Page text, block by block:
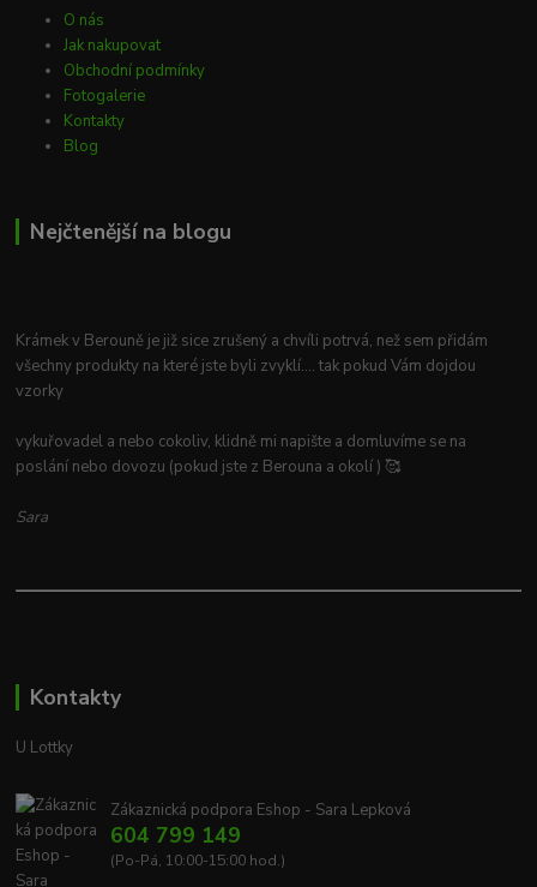
O nás
Jak nakupovat
Obchodní podmínky
Fotogalerie
Kontakty
Blog
Nejčtenější na blogu
Krámek v Berouně je již sice zrušený a chvíli potrvá, než sem přidám
všechny produkty na které jste byli zvyklí.... tak pokud Vám dojdou
vzorky
vykuřovadel a nebo cokoliv, klidně mi napište a domluvíme se na
poslání nebo dovozu (pokud jste z Berouna a okolí ) 🥰
Sara
Kontakty
U Lottky
Zákaznická podpora Eshop - Sara Lepková
604 799 149
(Po-Pá, 10:00-15:00 hod.)